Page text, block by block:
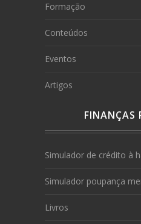
Formação
Conteúdos
Eventos
Artigos
FINANÇAS
Simulador de crédito à
Simulador poupança
Livros